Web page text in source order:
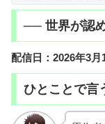
── 世界が認
配信日：2026年3月
ひとことで言